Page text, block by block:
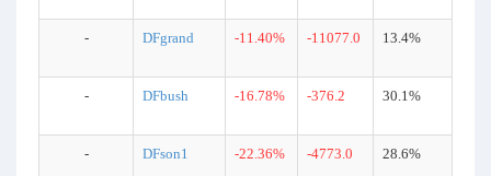
- DFgrand -11.40% -11077.0 13.4%
- DFbush -16.78% -376.2 30.1%
- DFson1 -22.36% -4773.0 28.6%